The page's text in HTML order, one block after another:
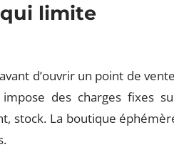
limite
d’ouvrir un point de
impose des charges fixes
stock. La boutique